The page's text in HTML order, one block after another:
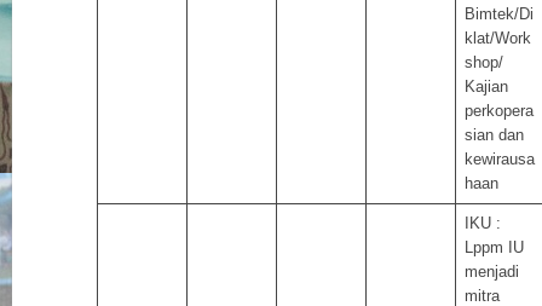
Bimtek/Di
klat/Work
shop/
Kajian
perkopera
sian dan
kewirausa
haan
IKU :
Lppm IU
menjadi
mitra